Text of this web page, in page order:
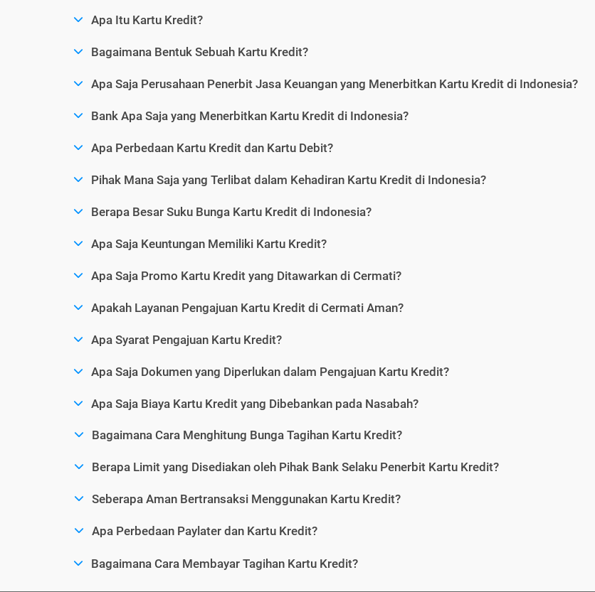
Apa Itu Kartu Kredit?
Bagaimana Bentuk Sebuah Kartu Kredit?
Apa Saja Perusahaan Penerbit Jasa Keuangan yang Menerbitkan Kartu Kredit di Indonesia?
Bank Apa Saja yang Menerbitkan Kartu Kredit di Indonesia?
Apa Perbedaan Kartu Kredit dan Kartu Debit?
Pihak Mana Saja yang Terlibat dalam Kehadiran Kartu Kredit di Indonesia?
Berapa Besar Suku Bunga Kartu Kredit di Indonesia?
Apa Saja Keuntungan Memiliki Kartu Kredit?
Apa Saja Promo Kartu Kredit yang Ditawarkan di Cermati?
Apakah Layanan Pengajuan Kartu Kredit di Cermati Aman?
Apa Syarat Pengajuan Kartu Kredit?
Apa Saja Dokumen yang Diperlukan dalam Pengajuan Kartu Kredit?
Apa Saja Biaya Kartu Kredit yang Dibebankan pada Nasabah?
Bagaimana Cara Menghitung Bunga Tagihan Kartu Kredit?
Berapa Limit yang Disediakan oleh Pihak Bank Selaku Penerbit Kartu Kredit?
Seberapa Aman Bertransaksi Menggunakan Kartu Kredit?
Apa Perbedaan Paylater dan Kartu Kredit?
Bagaimana Cara Membayar Tagihan Kartu Kredit?